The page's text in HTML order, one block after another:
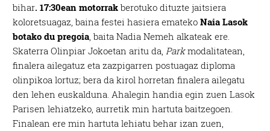
bihar. 17:30ean motorrak berotuko dituzte jaitsiera
koloretsuagaz, baina festei hasiera emateko Naia Lasok
botako du pregoia, baita Nadia Nemeh alkateak ere.
Skaterra Olinpiar Jokoetan aritu da,Parkmodalitatean,
finalera ailegatuz eta zazpigarren postuagaz diploma
olinpikoa lortuz; bera da kirol horretan finalera ailegatu
den lehen euskalduna. Ahalegin handia egin zuen Lasok
Parisen lehiatzeko, aurretik min hartuta baitzegoen.
Finalean ere min hartuta lehiatu behar izan zuen,